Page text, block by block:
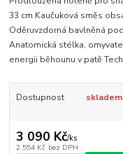
33 cm Kaučuková směs
Oděruvzdorná bavlněná
Anatomická stélka,
energii běhounu v patě
Dostupnost skladem
3 090 Kč/ks
2 554 Kč bez DPH